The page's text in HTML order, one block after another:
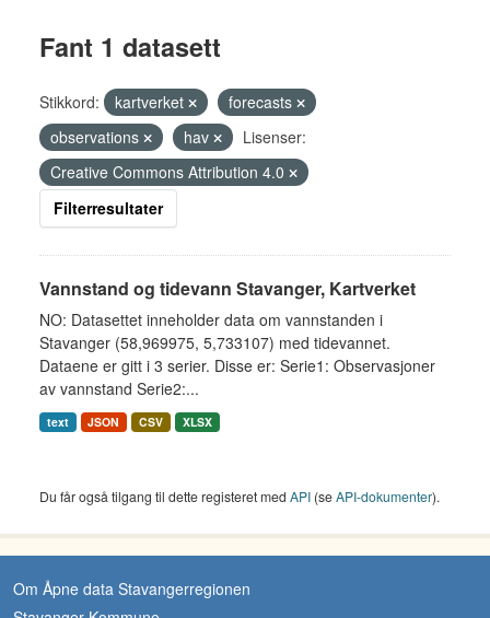
Fant 1 datasett
Stikkord: kartverket
forecasts
observations
hav
Lisenser:
Creative Commons Attribution 4.0
Filterresultater
Vannstand og tidevann Stavanger, Kartverket
NO: Datasettet inneholder data om vannstanden i
Stavanger (58,969975, 5,733107) med tidevannet.
Dataene er gitt i 3 serier. Disse er: Serie1: Observasjoner
av vannstand Serie2:...
text JSON CSV XLSX
Du får også tilgang til dette registeret med API (seAPI-dokumenter).
Om Åpne data Stavangerregionen